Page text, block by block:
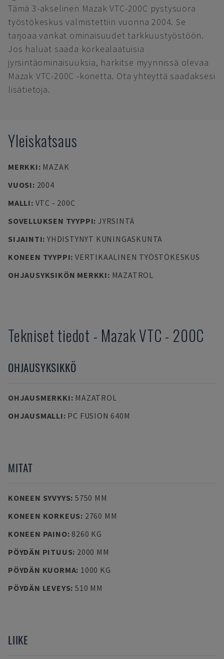
Tämä 3-akselinen Mazak VTC-200C pystysuora
työstökeskus valmistettiin vuonna 2004. Se
tarjoaa vankat ominaisuudet tarkkuustyöstöön.
Jos haluat saada korkealaatuisia
jyrsintäominaisuuksia, harkitse myynnissä olevaa
Mazak VTC-200C -konetta. Ota yhteyttä saadaksesi
lisätietoja.
Yleiskatsaus
MERKKI: MAZAK
VUOSI: 2004
MALLI: VTC - 200C
SOVELLUKSEN TYYPPI: JYRSINTÄ
SIJAINTI: YHDISTYNYT KUNINGASKUNTA
KONEEN TYYPPI: VERTIKAALINEN TYÖSTÖKESKUS
OHJAUSYKSIKÖN MERKKI: MAZATROL
Tekniset tiedot - MazakVTC - 200C
OHJAUSYKSIKKÖ
OHJAUSMERKKI: MAZATROL
OHJAUSMALLI: PC FUSION 640M
MITAT
KONEEN SYVYYS: 5750 MM
KONEEN KORKEUS: 2760 MM
KONEEN PAINO: 8260 KG
PÖYDÄN PITUUS: 2000 MM
PÖYDÄN KUORMA: 1000 KG
PÖYDÄN LEVEYS: 510 MM
LIIKE